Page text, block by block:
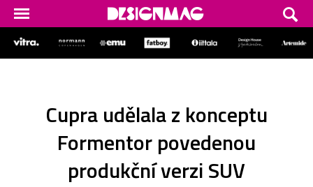
Cupra udělala z konceptu
Formentor povedenou
produkční verzi SUV